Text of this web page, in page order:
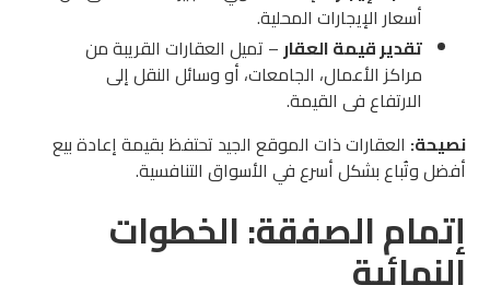
أسعار الإيجارات المحلية.
تقدير قيمة العقار – تميل العقارات القريبة من
مراكز الأعمال، الجامعات، أو وسائل النقل إلى
الارتفاع في القيمة.
نصيحة: العقارات ذات الموقع الجيد تحتفظ بقيمة إعادة بيع
أفضل وتُباع بشكل أسرع في الأسواق التنافسية.
إتمام الصفقة: الخطوات
النهائية